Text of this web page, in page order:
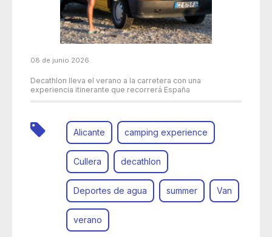
08 de junio 2026
Decathlon lleva el verano a la carretera con una
experiencia itinerante que recorrerá España
Alicante camping experience
Cullera decathlon
Deportes de agua summer Van
verano